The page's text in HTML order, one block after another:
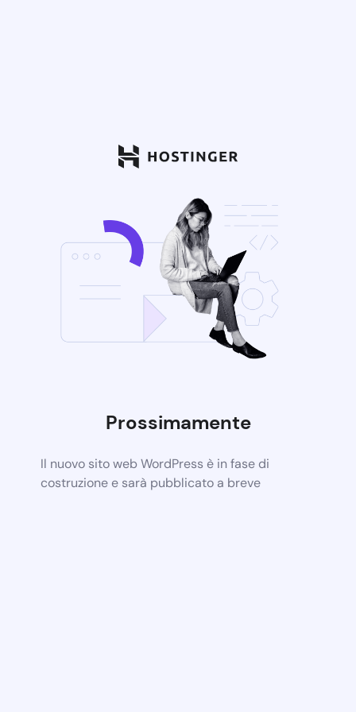
Prossimamente
Il nuovo sito web WordPress è in fase di
costruzione e sarà pubblicato a breve